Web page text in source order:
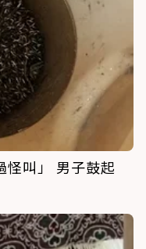
怪叫」 男子鼓起